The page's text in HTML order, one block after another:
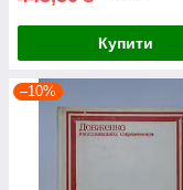
Купити
–10%